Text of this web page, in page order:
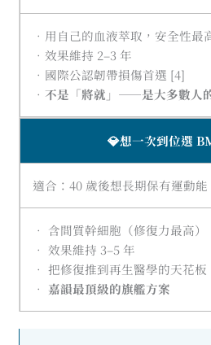
•用自己的血液萃取，安全性最
•效果維持 2–3 年
•國際公認韌帶損傷首選 [4]
• 不是「將就」——是大多數人
💎想一次到位選
適合：40 歲後想長期保有運動
• 含間質幹細胞（修復力最高）
• 效果維持 3–5 年
• 把修復推到再生醫學的天花板
• 嘉韻最頂級的旗艦方案